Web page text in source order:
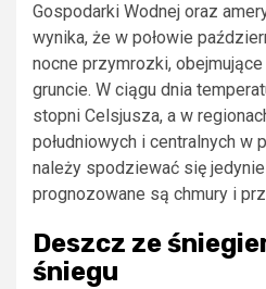
Gospodarki Wodnej oraz
wynika, że w połowie
nocne przymrozki,
gruncie. W ciągu dnia
stopni Celsjusza, a w
południowych i centralnych w
należy spodziewać się
prognozowane są chmury i
Deszcz ze
śniegu